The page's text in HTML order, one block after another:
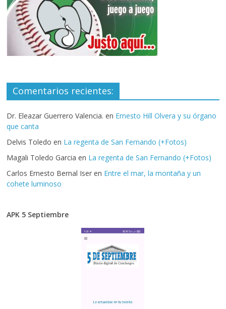
Comentarios recientes:
Dr. Eleazar Guerrero Valencia. en Ernesto Hill Olvera y su órgano
que canta
Delvis Toledo en La regenta de San Fernando (+Fotos)
Magali Toledo Garcia en La regenta de San Fernando (+Fotos)
Carlos Ernesto Bernal Iser en Entre el mar, la montaña y un
cohete luminoso
APK 5 Septiembre